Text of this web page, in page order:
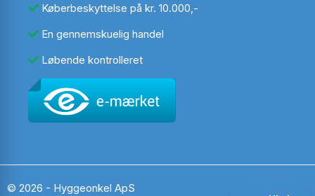
Køberbeskyttelse på kr. 10.000,-
En gennemskuelig handel
Løbende kontrolleret
© 2026 - Hyggeonkel ApS